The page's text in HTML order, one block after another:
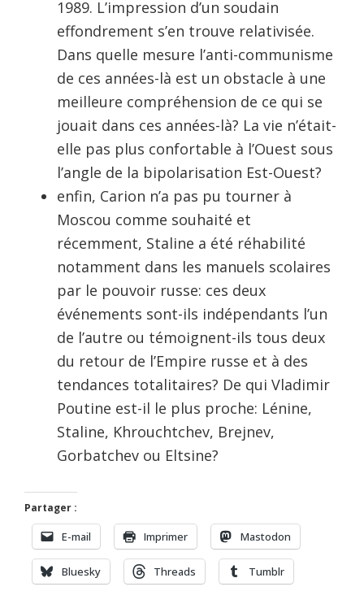
1989. L’impression d’un soudain
effondrement s’en trouve relativisée.
Dans quelle mesure l’anti-communisme
de ces années-là est un obstacle à une
meilleure compréhension de ce qui se
jouait dans ces années-là? La vie n’était-
elle pas plus confortable à l’Ouest sous
l’angle de la bipolarisation Est-Ouest?
enfin, Carion n’a pas pu tourner à
Moscou comme souhaité et
récemment, Staline a été réhabilité
notamment dans les manuels scolaires
par le pouvoir russe: ces deux
événements sont-ils indépendants l’un
de l’autre ou témoignent-ils tous deux
du retour de l’Empire russe et à des
tendances totalitaires? De qui Vladimir
Poutine est-il le plus proche: Lénine,
Staline, Khrouchtchev, Brejnev,
Gorbatchev ou Eltsine?
Partager :
E-mail Imprimer Mastodon
Bluesky Threads Tumblr